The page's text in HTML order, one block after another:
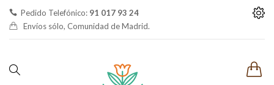
Pedido Telefónico: 91 017 93 24
Envíos sólo, Comunidad de Madrid.